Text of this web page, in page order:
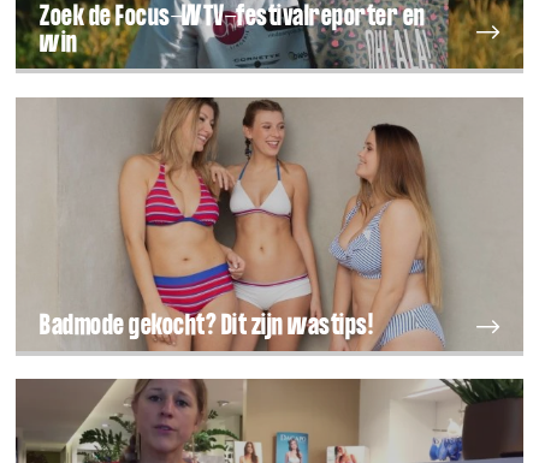
Zoek de Focus-WTV-festivalreporter en
win
Badmode gekocht? Dit zijn wastips!